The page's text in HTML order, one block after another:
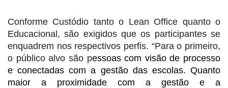
Conforme Custódio tanto o Lean Office quanto o
Educacional, são exigidos que os participantes se
enquadrem nos respectivos perfis. “Para o primeiro,
o público alvo são pessoas com visão de processo
e conectadas com a gestão das escolas. Quanto
maior a proximidade com a gestão e a